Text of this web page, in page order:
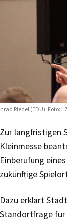
Riedel (CDU). Foto: LZ
Zur langfristigen
Kleinmesse
Einberufung
zukünftige
Dazu erklärt
Standortfrage für